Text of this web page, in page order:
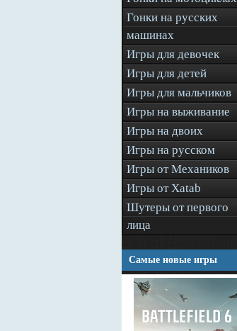
Гонки на русских
машинах
Игры для девочек
Игры для детей
Игры для мальчиков
Игры на выживание
Игры на двоих
Игры на русском
Игры от Механиков
Игры от Xatab
Шутеры от первого
лица
Самые новые игры